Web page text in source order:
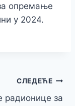
опремање
у 2024.
СЛЕДЕЋЕ
радионице за